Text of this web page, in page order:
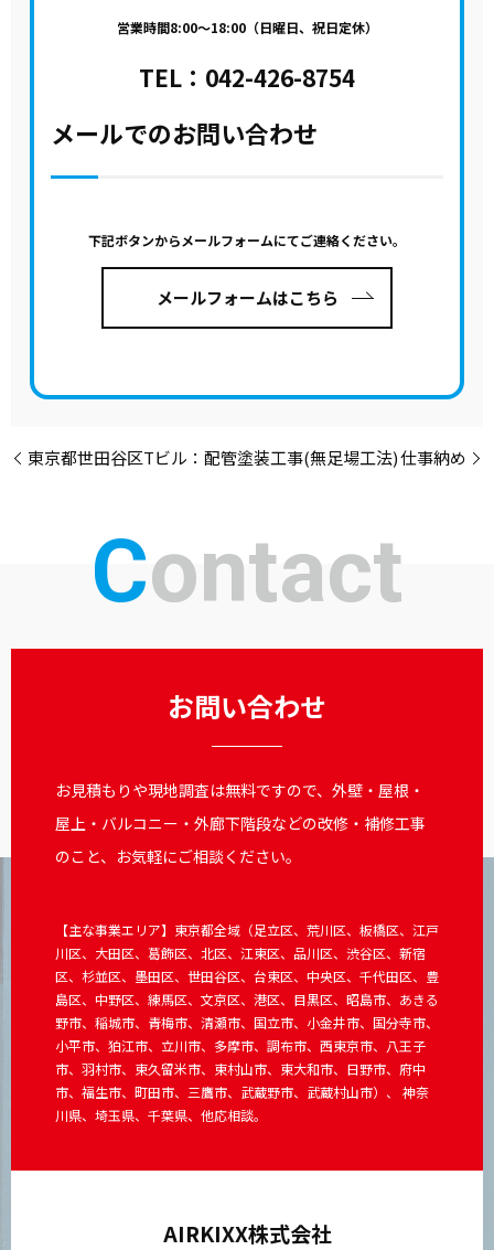
営業時間8:00～18:00（日曜日、祝日定休）
TEL： 042-426-8754
メールでのお問い合わせ
下記ボタンからメールフォームにてご連絡ください。
メールフォームはこちら
東京都世田谷区Tビル：配管塗装工事(無足場工法)仕事納め
Contact
お問い合わせ
お見積もりや現地調査は無料ですので、外壁・屋根・
屋上・バルコニー・外廊下階段などの改修・補修工事
のこと、お気軽にご相談ください。
【主な事業エリア】東京都全域（足立区、荒川区、板橋区、江戸
川区、大田区、葛飾区、北区、江東区、品川区、渋谷区、新宿
区、杉並区、墨田区、世田谷区、台東区、中央区、千代田区、豊
島区、中野区、練馬区、文京区、港区、目黒区、昭島市、あきる
野市、稲城市、青梅市、清瀬市、国立市、小金井市、国分寺市、
小平市、狛江市、立川市、多摩市、調布市、西東京市、八王子
市、羽村市、東久留米市、東村山市、東大和市、日野市、府中
市、福生市、町田市、三鷹市、武蔵野市、武蔵村山市）、 神奈
川県、埼玉県、千葉県、他応相談。
AIRKIXX株式会社